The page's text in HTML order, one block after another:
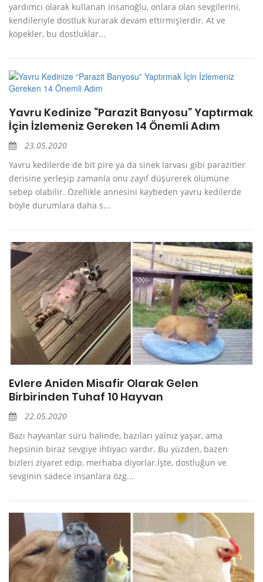
yardımcı olarak kullanan insanoğlu, onlara olan sevgilerini,
kendileriyle dostluk kurarak devam ettirmişlerdir. At ve
köpekler, bu dostluklar...
Yavru Kedinize “Parazit Banyosu” Yaptırmak
İçin İzlemeniz Gereken 14 Önemli Adım
23.05.2020
Yavru kedilerde de bit pire ya da sinek larvası gibi parazitler
derisine yerleşip zamanla onu zayıf düşürerek ölümüne
sebep olabilir. Özellikle annesini kaybeden yavru kedilerde
böyle durumlara daha s...
Evlere Aniden Misafir Olarak Gelen
Birbirinden Tuhaf 10 Hayvan
22.05.2020
Bazı hayvanlar sürü halinde, bazıları yalnız yaşar, ama
hepsinin biraz sevgiye ihtiyacı vardır. Bu yüzden, bazen
bizleri ziyaret edip, merhaba diyorlar.İşte, dostluğun ve
sevginin sadece insanlara özg...